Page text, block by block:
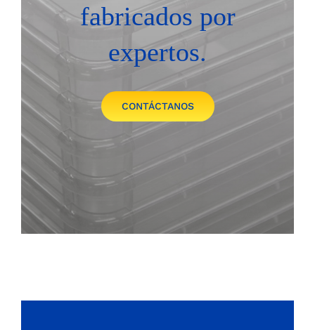
fabricados por
expertos.
CONTÁCTANOS